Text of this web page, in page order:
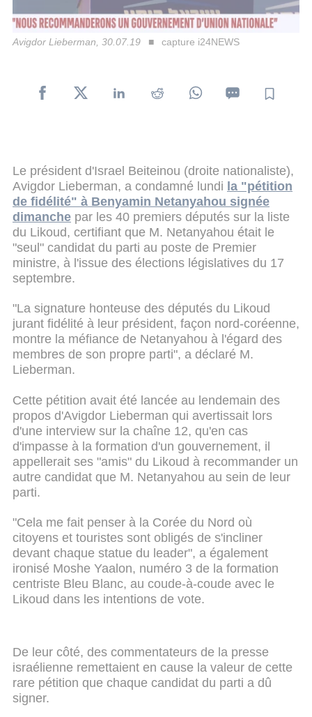
Avigdor Lieberman, 30.07.19 capture i24NEWS
Le président d'Israel Beiteinou (droite nationaliste),
Avigdor Lieberman, a condamné lundi la "pétition
de fidélité" à Benyamin Netanyahou signée
dimanche par les 40 premiers députés sur la liste
du Likoud, certifiant que M. Netanyahou était le
"seul" candidat du parti au poste de Premier
ministre, à l'issue des élections législatives du 17
septembre.
"La signature honteuse des députés du Likoud
jurant fidélité à leur président, façon nord-coréenne,
montre la méfiance de Netanyahou à l'égard des
membres de son propre parti", a déclaré M.
Lieberman.
Cette pétition avait été lancée au lendemain des
propos d'Avigdor Lieberman qui avertissait lors
d'une interview sur la chaîne 12, qu'en cas
d'impasse à la formation d'un gouvernement, il
appellerait ses "amis" du Likoud à recommander un
autre candidat que M. Netanyahou au sein de leur
parti.
"Cela me fait penser à la Corée du Nord où
citoyens et touristes sont obligés de s'incliner
devant chaque statue du leader", a également
ironisé Moshe Yaalon, numéro 3 de la formation
centriste Bleu Blanc, au coude-à-coude avec le
Likoud dans les intentions de vote.
De leur côté, des commentateurs de la presse
israélienne remettaient en cause la valeur de cette
rare pétition que chaque candidat du parti a dû
signer.